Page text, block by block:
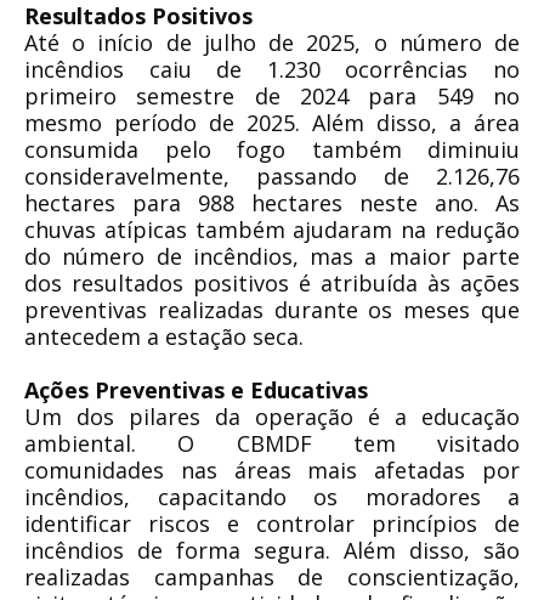
Resultados Positivos
Até o início de julho de 2025, o número de
incêndios caiu de 1.230 ocorrências no
primeiro semestre de 2024 para 549 no
mesmo período de 2025. Além disso, a área
consumida pelo fogo também diminuiu
consideravelmente, passando de 2.126,76
hectares para 988 hectares neste ano. As
chuvas atípicas também ajudaram na redução
do número de incêndios, mas a maior parte
dos resultados positivos é atribuída às ações
preventivas realizadas durante os meses que
antecedem a estação seca.
Ações Preventivas e Educativas
Um dos pilares da operação é a educação
ambiental. O CBMDF tem visitado
comunidades nas áreas mais afetadas por
incêndios, capacitando os moradores a
identificar riscos e controlar princípios de
incêndios de forma segura. Além disso, são
realizadas campanhas de conscientização,